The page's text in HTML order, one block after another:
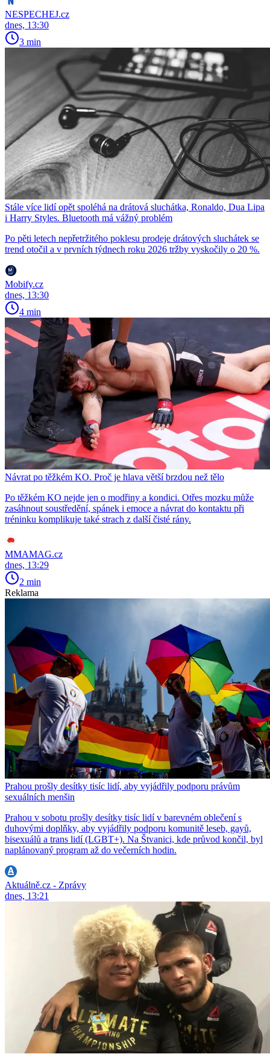
NESPECHEJ.cz
dnes, 13:30
3 min
Stále více lidí opět spoléhá na drátová sluchátka, Ronaldo, Dua Lipa
i Harry Styles. Bluetooth má vážný problém
Po pěti letech nepřetržitého poklesu prodeje drátových sluchátek se
trend otočil a v prvních týdnech roku 2026 tržby vyskočily o 20 %.
Mobify.cz
dnes, 13:30
4 min
Návrat po těžkém KO. Proč je hlava větší brzdou než tělo
Po těžkém KO nejde jen o modřiny a kondici. Otřes mozku může
zasáhnout soustředění, spánek i emoce a návrat do kontaktu při
tréninku komplikuje také strach z další čisté rány.
MMAMAG.cz
dnes, 13:29
2 min
Reklama
Prahou prošly desítky tisíc lidí, aby vyjádřily podporu právům
sexuálních menšin
Prahou v sobotu prošly desítky tisíc lidí v barevném oblečení s
duhovými doplňky, aby vyjádřily podporu komunitě leseb, gayů,
bisexuálů a trans lidí (LGBT+). Na Štvanici, kde průvod končil, byl
naplánovaný program až do večerních hodin.
Aktuálně.cz - Zprávy
dnes, 13:21